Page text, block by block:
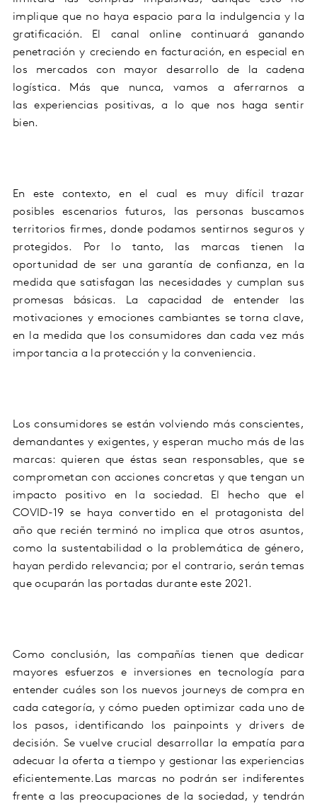
implique que no haya espacio para la indulgencia y la
gratificación. El canal online continuará ganando
penetración y creciendo en facturación, en especial en
los mercados con mayor desarrollo de la cadena
logística. Más que nunca, vamos a aferrarnos a
lasexperiencias positivas, a lo que nos haga sentir
bien.
En este contexto, en el cual es muy difíciltrazar
posibles escenarios futuros, las
personas buscamos
territorios firmes, donde podamos sentirnos seguros y
protegidos.
Por lo tanto, las marcas tienen la
oportunidad de ser una garantía de confianza, en la
medida que satisfagan las necesidades y cumplan sus
promesas básicas.
La capacidad de entender
las
motivaciones y emociones cambiantes se torna clave,
en la medida que los consumidores dan cada vez más
importancia a
la protección y la conveniencia.
Los consumidores se están volviendo más conscientes,
demandantes y exigentes, y esperan mucho más de las
marcas: quieren que éstas sean responsables, que se
comprometan con acciones concretas y que tengan un
impacto positivo en la sociedad. El hecho que el
COVID-19 se haya convertido en el protagonista del
añoque recién terminó no implica que otros asuntos,
como la sustentabilidad o la problemática de género,
hayan perdido relevancia; por el contrario, serán temas
que ocuparán las portadas duranteeste 2021.
Como conclusión, las compañías tienen que dedicar
mayores esfuerzose inversiones en tecnología para
entender cuáles son los nuevos journeys de compra en
cada categoría, y cómo pueden optimizar cada uno de
los pasos, identificando los painpoints y drivers de
decisión. Se vuelve crucial desarrollar la empatía para
adecuar la oferta a tiempo y gestionar las experiencias
eficientemente. Las marcas no podrán ser indiferentes
frente a las preocupaciones de la sociedad, y tendrán